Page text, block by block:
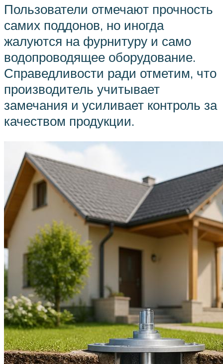
Пользователи отмечают прочность
самих поддонов, но иногда
жалуются на фурнитуру и само
водопроводящее оборудование.
Справедливости ради отметим, что
производитель учитывает
замечания и усиливает контроль за
качеством продукции.